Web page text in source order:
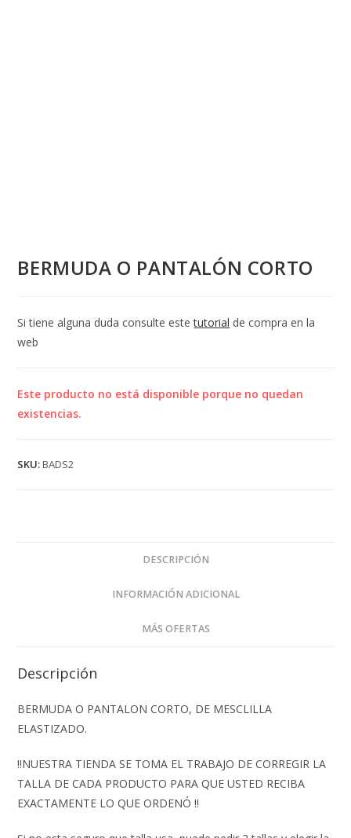
BERMUDA O PANTALÓN CORTO
Si tiene alguna duda consulte estetutorial de compra en la
web
Este producto no está disponible porque no quedan
existencias.
SKU:BADS2
DESCRIPCIÓN
INFORMACIÓN ADICIONAL
MÁS OFERTAS
Descripción
BERMUDA O PANTALON CORTO, DE MESCLILLA
ELASTIZADO.
‼️NUESTRA TIENDA SE TOMA EL TRABAJO DE CORREGIR LA
TALLA DE CADA PRODUCTO PARA QUE USTED RECIBA
EXACTAMENTE LO QUE ORDENÓ ‼️